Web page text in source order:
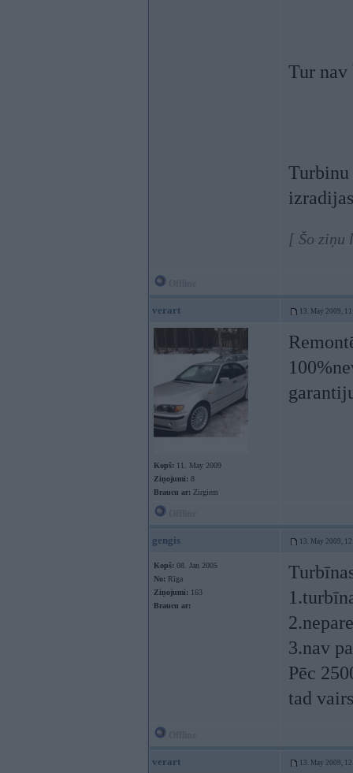
Tur
[ Šo ziņu
verart 13. May 2009,
Kopš: 11. May 2009
Ziņojumi: 8
Braucu ar: Zirgiem
gengis 13. May 2009,
Kopš: 08. Jan 2005
No: Rīga
Ziņojumi: 163
Braucu ar:
3.nav
Pēc
tad
verart 13. May 2009,